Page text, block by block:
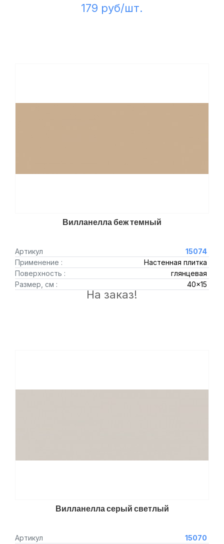
179 руб/шт.
Вилланелла беж темный
Артикул
15074
Применение :
Настенная плитка
Поверхность :
глянцевая
Размер, см :
40x15
На заказ!
Вилланелла серый светлый
Артикул
15070